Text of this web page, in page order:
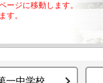
ジに移動します。
す。
一中学校